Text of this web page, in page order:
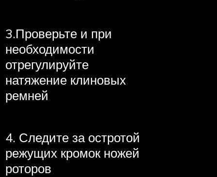
3.Проверьте и при
необходимости
отрегулируйте
натяжение клиновых
ремней
4. Следите за остротой
режущих кромок ножей
роторов